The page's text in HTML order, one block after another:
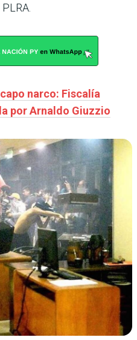
narco: Fiscalía
por Arnaldo Giuzzio